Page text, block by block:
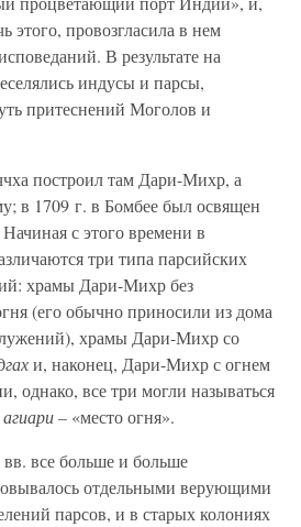
этого, провозгласила в нем
В результате на
индусы и парсы,
притеснений Моголов и
построил там Дари-Михр, а
в 1709 г. в Бомбее был освящен
с этого времени в
три типа парсийских
храмы Дари-Михр без
(его обычно приносили из дома
храмы Дари-Михр со
и, наконец, Дари-Михр с огнем
однако, все три могли называться
агиари – «место огня».
все больше и больше
отдельными верующими
парсов, и в старых колониях